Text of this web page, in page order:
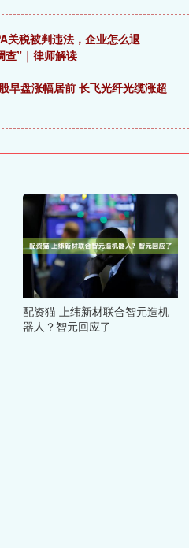
关税被判违法，企业怎么退
查”｜律师解读
早盘涨幅居前 长飞光纤光缆涨超
配资猫 上纬新材联合智元造机
器人？智元回应了